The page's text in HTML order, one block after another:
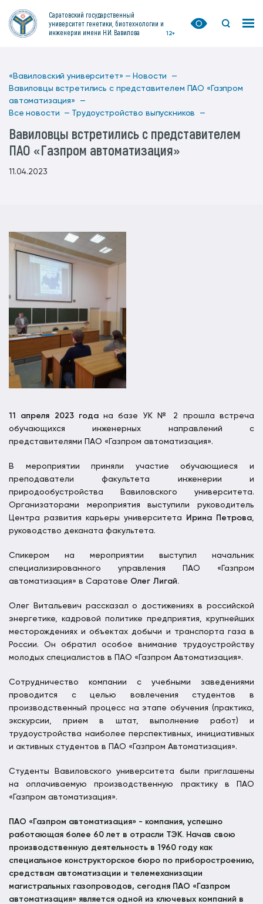
Саратовский государственный
университет генетики, биотехнологии и
инженерии имени Н.И. Вавилова
12+
«Вавиловский университет» — Новости —
Вавиловцы встретились с представителем ПАО «Газпром
автоматизация» —
Все новости — Трудоустройство выпускников —
Вавиловцы встретились с представителем
ПАО «Газпром автоматизация»
11.04.2023
11 апреля 2023 годана базе УК № 2 прошла встреча
обучающихся инженерных направлений с
представителями ПАО «Газпром автоматизация».
В мероприятии приняли участие обучающиеся и
преподаватели факультета инженерии и
природообустройства Вавиловского университета.
Организаторами мероприятия выступили руководитель
Центра развития карьеры университета
Ирина Петрова
руководство деканата факультета.
Спикером на мероприятии выступил начальник
специализированного управления ПАО «Газпром
автоматизация» в Саратове Олег Лигай.
Олег Витальевич рассказал о достижениях в российской
энергетике, кадровой политике предприятия, крупнейших
месторождениях и объектах добычи и транспорта газа в
России. Он обратил особое внимание трудоустройству
молодых специалистов в ПАО «Газпром Автоматизация».
Сотрудничество компании с учебными заведениями
проводится с целью вовлечения студентов в
производственный процесс на этапе обучения (практика,
экскурсии, прием в штат, выполнение работ) и
трудоустройства наиболее перспективных, инициативных
и активных студентов в ПАО «Газпром Автоматизация».
Студенты Вавиловского университета были приглашены
на оплачиваемую производственную практику в ПАО
«Газпром автоматизация».
ПАО «Газпром автоматизация» - компания, успешно
работающая более 60 лет в отрасли ТЭК. Начав свою
производственную деятельность в 1960 году как
специальное конструкторское бюро по приборостроению,
средствам автоматизации и телемеханизации
магистральных газопроводов, сегодня ПАО «Газпром
автоматизация» является одной из ключевых компаний в